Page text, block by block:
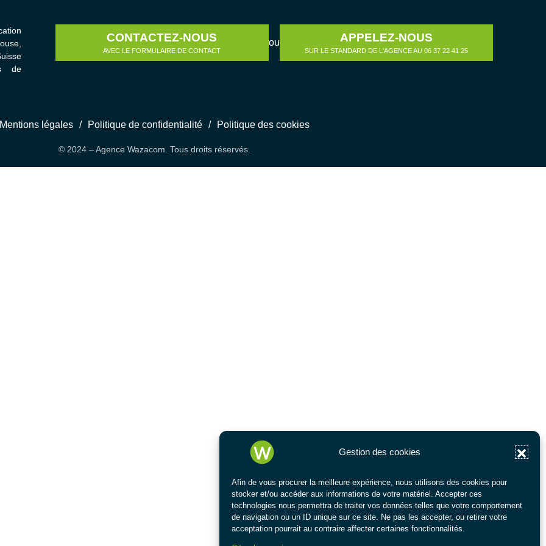
Gestion des cookies
Afin de vous procurer la meilleure expérience, nous utilisons des cookies pour
stocker et/ou accéder aux informations de votre matériel. Accepter ces
technologies nous permettra de traiter vos données telles que votre comportement
de navigation ou un ID unique sur ce site. Ne pas les accepter, ou retirer votre
acceptation pourrait au contraire affecter certaines fonctionnalités.
de
CONTACTEZ-NOUS
AVEC LE FORMULAIRE DE CONTACT
ou APPELEZ-NOUS
SUR LE STANDARD DE L'AGENCE AU 06 37 22 41 25
Mentions légales / Politique de confidentialité / Politique des cookies
© 2024 – Agence Wazacom. Tous droits réservés.